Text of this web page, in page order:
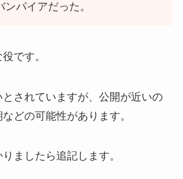
ンパイアだった。
です。
されていますが、公開が近いの
どの可能性があります。
ましたら追記します。